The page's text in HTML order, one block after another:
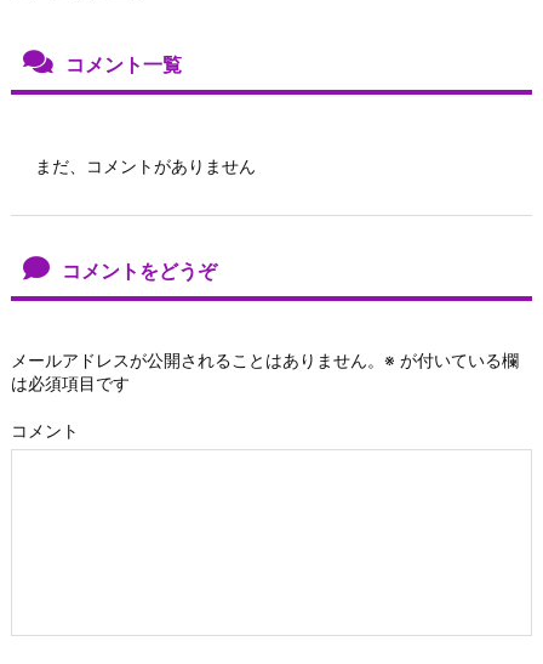
コメント一覧
まだ、コメントがありません
コメントをどうぞ
メールアドレスが公開されることはありません。 ※ が付いている欄
は必須項目です
コメント